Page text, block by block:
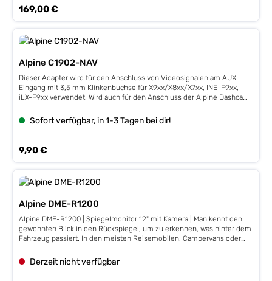
für Zündung, Parkbremse, Geschwindigkeitssignal, SIRI und OK
Google-Unterstützung), ISO-DIN Antennenadapter, Alpine Direkt
Kamera - Cinchadapter und ISO-Anschluss. Kompatibel mit Fiat Ducato
3, Citroën Jumper 2 und Peugeot Boxer 2.
Regulärer Preis:
169,00 €
Alpine C1902-NAV
Dieser Adapter wird für den Anschluss von Videosignalen am AUX-
Eingang mit 3,5 mm Klinkenbuchse für X9xx/X8xx/X7xx, INE-F9xx,
iLX-F9xx verwendet. Wird auch für den Anschluss der Alpine Dashcam
Sofort verfügbar, in 1-3 Tagen bei dir!
Regulärer Preis:
9,90 €
Alpine DME-R1200
Alpine DME-R1200 | Spiegelmonitor 12" mit Kamera | Man kennt den
gewohnten Blick in den Rückspiegel, um zu erkennen, was hinter dem
Fahrzeug passiert. In den meisten Reisemobilen, Campervans oder
oft vermisst. Die Sicht wird durch vollständig geschlossene
Heckpartien des Fahrzeugs unmöglich, sodass der Fahrer nicht sehen
Derzeit nicht verfügbar